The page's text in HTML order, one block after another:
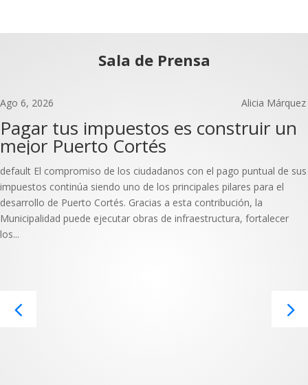
Sala de Prensa
Ago 6, 2026 Alicia Márquez
Pagar tus impuestos es construir un
mejor Puerto Cortés
default El compromiso de los ciudadanos con el pago puntual de sus
impuestos continúa siendo uno de los principales pilares para el
desarrollo de Puerto Cortés. Gracias a esta contribución, la
Municipalidad puede ejecutar obras de infraestructura, fortalecer
los...